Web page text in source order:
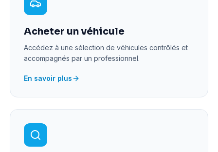
Acheter un véhicule
Accédez à une sélection de véhicules contrôlés et
accompagnés par un professionnel.
En savoir plus